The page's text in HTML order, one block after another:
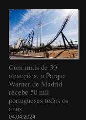
Com mais de 30
atracções, o Parque
Warner de Madrid
recebe 50 mil
portugueses todos os
anos
04.04.2024